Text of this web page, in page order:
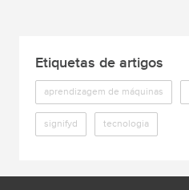
Etiquetas de artigos
aprendizagem de máquinas
signifyd tecnologia